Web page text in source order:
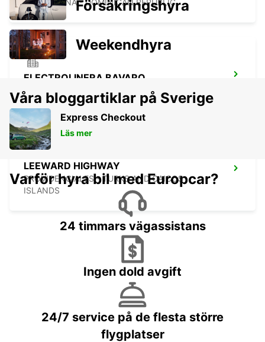
PUNTA CANA - DOMINICAN REPUBLIC
ELECTROLINERA BAVARO
BAVARO - DOMINICAN REPUBLIC
LEEWARD HIGHWAY
PROVIDENCIALES - TURKS AND CAICOS
ISLANDS
Försäkringshyra
Weekendhyra
Våra bloggartiklar på Sverige
Express Checkout
Läs mer
Varför hyra bil med Europcar?
24 timmars vägassistans
Ingen dold avgift
24/7 service på de flesta större
flygplatser